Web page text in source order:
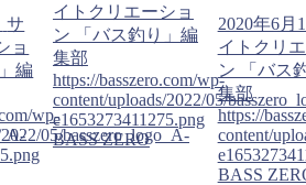
クリエーショ
バス釣り」編
basszero.com/wp-
uploads/2022/05/basszero_logo_A-
ZERO
2020年6月13日 サ
イトクリエーショ
ン 「バス釣り」編
集部
https://basszero.com/
content/uploads/2022/
e1653273411275.png
BASS ZERO